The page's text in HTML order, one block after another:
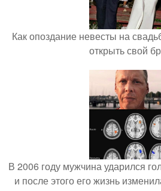
Как опоздание невесты на
открыть свой
В 2006 году мужчина ударился
и после этого его жизнь